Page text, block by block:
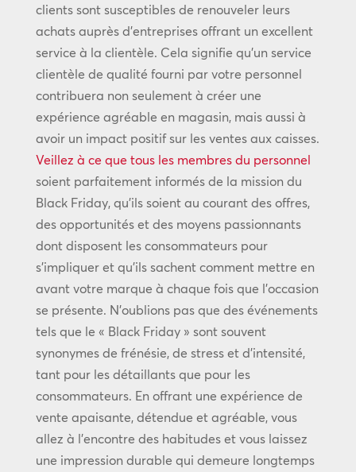
clients sont susceptibles de renouveler leurs
achats auprès d’entreprises offrant un excellent
service à la clientèle. Cela signifie qu’un service
clientèle de qualité fourni par votre personnel
contribuera non seulement à créer une
expérience agréable en magasin, mais aussi à
avoir un impact positif sur les ventes aux caisses.
Veillez à ce que tous les membres du personnel
soient parfaitement informés de la mission du
Black Friday, qu’ils soient au courant des offres,
des opportunités et des moyens passionnants
dont disposent les consommateurs pour
s’impliquer et qu’ils sachent comment mettre en
avant votre marque à chaque fois que l’occasion
se présente. N’oublions pas que des événements
tels que le « Black Friday » sont souvent
synonymes de frénésie, de stress et d’intensité,
tant pour les détaillants que pour les
consommateurs. En offrant une expérience de
vente apaisante, détendue et agréable, vous
allez à l’encontre des habitudes et vous laissez
une impression durable qui demeure longtemps